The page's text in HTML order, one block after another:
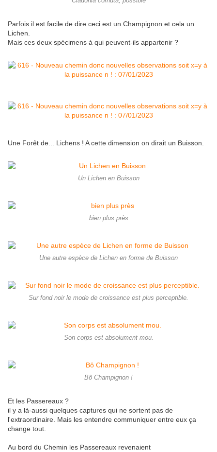
Parfois il est facile de dire ceci est un Champignon et cela un
Lichen.
Mais ces deux spécimens à qui peuvent-ils appartenir ?
Une Forêt de... Lichens ! A cette dimension on dirait un Buisson.
Un Lichen en Buisson
bien plus près
Une autre espèce de Lichen en forme de Buisson
Sur fond noir le mode de croissance est plus perceptible.
Son corps est absolument mou.
Bô Champignon !
Et les Passereaux ?
il y a là-aussi quelques captures qui ne sortent pas de
l'extraordinaire. Mais les entendre communiquer entre eux ça
change tout.
Au bord du Chemin les Passereaux revenaient